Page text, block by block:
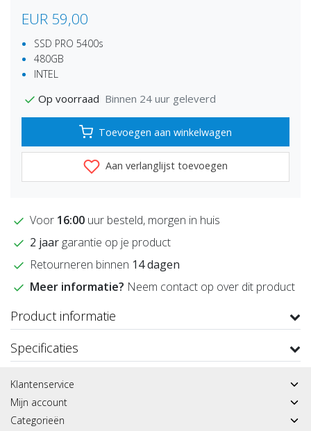
EUR 59,00
SSD PRO 5400s
480GB
INTEL
Op voorraad Binnen 24 uur geleverd
Toevoegen aan winkelwagen
Aan verlanglijst toevoegen
Voor 16:00 uur besteld, morgen in huis
2 jaargarantie op je product
Retourneren binnen 14 dagen
Meer informatie? Neem contact op over dit product
Product informatie
Specificaties
Klantenservice
Mijn account
Categorieën